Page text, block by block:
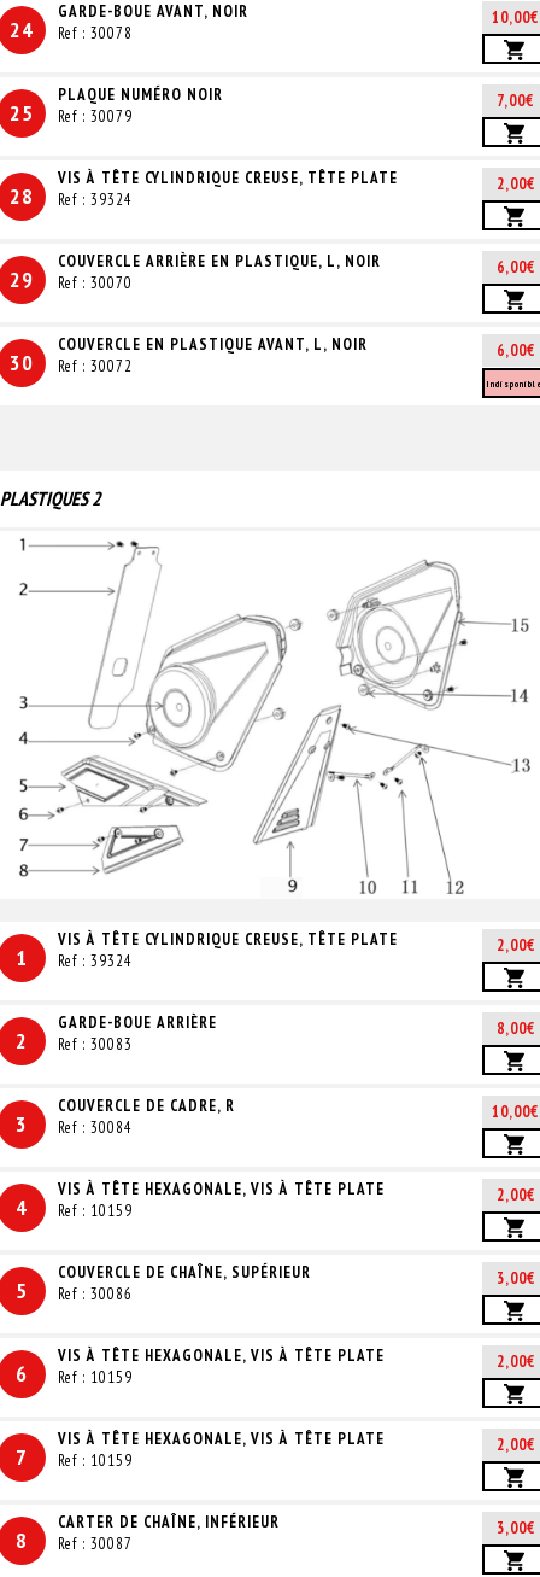
24
GARDE-BOUE AVANT, NOIR
Ref : 30078
10,00€
25
PLAQUE NUMÉRO NOIR
Ref : 30079
7,00€
28
VIS À TÊTE CYLINDRIQUE CREUSE, TÊTE PLATE
Ref : 39324
2,00€
29
COUVERCLE ARRIÈRE EN PLASTIQUE, L, NOIR
Ref : 30070
6,00€
30
COUVERCLE EN PLASTIQUE AVANT, L, NOIR
Ref : 30072
6,00€
PLASTIQUES 2
1
VIS À TÊTE CYLINDRIQUE CREUSE, TÊTE PLATE
Ref : 39324
2,00€
2
GARDE-BOUE ARRIÈRE
Ref : 30083
8,00€
3
COUVERCLE DE CADRE, R
Ref : 30084
10,00€
4
VIS À TÊTE HEXAGONALE, VIS À TÊTE PLATE
Ref : 10159
2,00€
5
COUVERCLE DE CHAÎNE, SUPÉRIEUR
Ref : 30086
3,00€
6
VIS À TÊTE HEXAGONALE, VIS À TÊTE PLATE
Ref : 10159
2,00€
7
VIS À TÊTE HEXAGONALE, VIS À TÊTE PLATE
Ref : 10159
2,00€
8
CARTER DE CHAÎNE, INFÉRIEUR
Ref : 30087
3,00€